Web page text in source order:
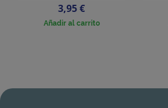
Precio
3,95 €
Añadir al carrito